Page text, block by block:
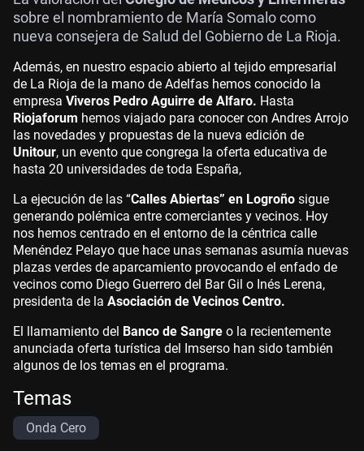
sobre el nombramiento de María Somalo como
nueva consejera de Salud del Gobierno de La Rioja.
Además, en nuestro espacio abierto al tejido empresarial
de La Rioja de la mano de Adelfas hemos conocido la
empresa Viveros Pedro Aguirre de Alfaro. Hasta
Riojaforum hemos viajado para conocer con Andres Arrojo
las novedades y propuestas de la nueva edición de
Unitour, un evento que congrega la oferta educativa de
hasta 20 universidades de toda España,
La ejecución de las “Calles Abiertas” en Logroño sigue
generando polémica entre comerciantes y vecinos. Hoy
nos hemos centrado en el entorno de la céntrica calle
Menéndez Pelayo que hace unas semanas asumía nuevas
plazas verdes de aparcamiento provocando el enfado de
vecinos como Diego Guerrero del Bar Gil o Inés Lerena,
presidenta de la Asociación de Vecinos Centro.
El llamamiento del Banco de Sangre o la recientemente
anunciada oferta turística del Imserso han sido también
algunos de los temas en el programa.
Temas
Onda Cero